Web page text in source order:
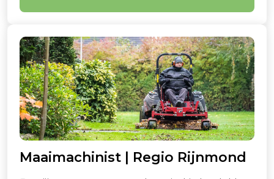
Maaimachinist | Regio Rijnmond